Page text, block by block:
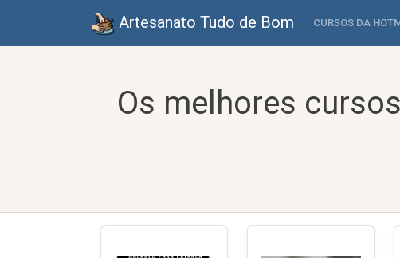
Artesanato Tudo de Bom CURSOS DA
Os melhores